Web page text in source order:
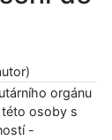
orgánu
osoby s
-